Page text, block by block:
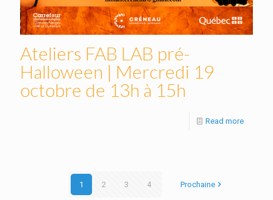
Ateliers FAB LAB pré-
Halloween | Mercredi 19
octobre de 13h à 15h
Read more
1 2 3 4 Prochaine